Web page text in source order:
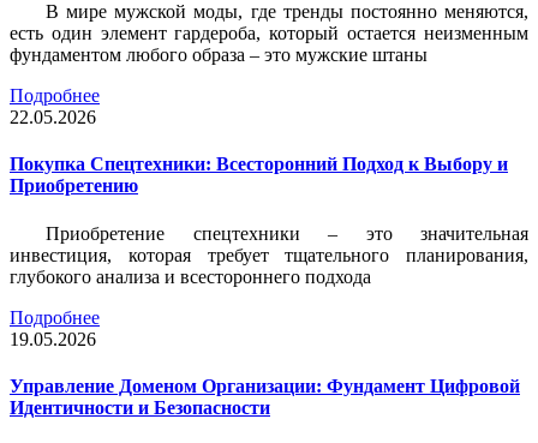
В мире мужской моды, где тренды постоянно меняются,
есть один элемент гардероба, который остается неизменным
фундаментом любого образа – это мужские штаны
Подробнее
22.05.2026
Покупка Спецтехники: Всесторонний Подход к Выбору и
Приобретению
Приобретение спецтехники – это значительная
инвестиция, которая требует тщательного планирования,
глубокого анализа и всестороннего подхода
Подробнее
19.05.2026
Управление Доменом Организации: Фундамент Цифровой
Идентичности и Безопасности